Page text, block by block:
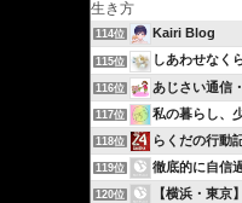
114位 Kairi Blog
115位 しあわせなく
116位 あじさい通信
117位 私の暮らし、
118位 らくだの行動
119位 徹底的に自信
120位 【横浜・東京】聴